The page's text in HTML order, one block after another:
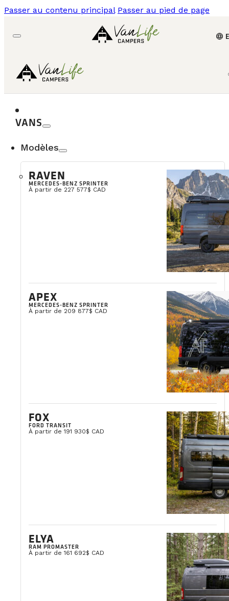
Passer au contenu principal Passer au pied de page
language
VANS
Modèles
RAVEN
MERCEDES-BENZ SPRINTER
À partir de 227 577$ CAD
APEX
MERCEDES-BENZ SPRINTER
À partir de 209 877$ CAD
FOX
FORD TRANSIT
À partir de 191 930$ CAD
ELYA
RAM PROMASTER
À partir de 161 692$ CAD